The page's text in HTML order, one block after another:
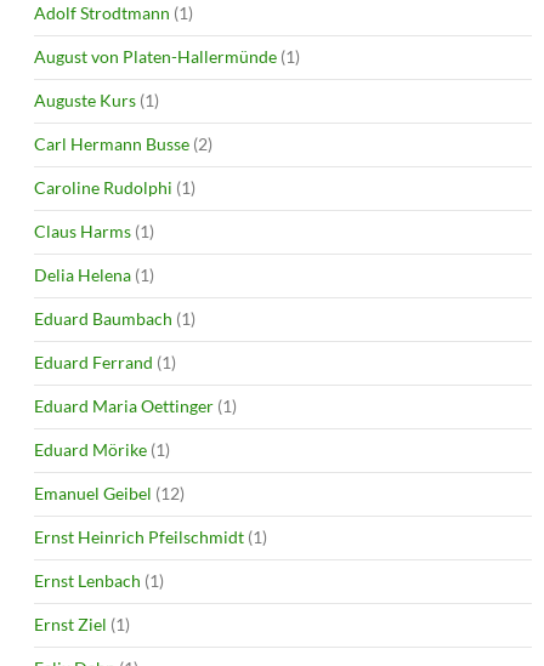
Adolf Strodtmann (1)
August von Platen-Hallermünde (1)
Auguste Kurs (1)
Carl Hermann Busse (2)
Caroline Rudolphi (1)
Claus Harms (1)
Delia Helena (1)
Eduard Baumbach (1)
Eduard Ferrand (1)
Eduard Maria Oettinger (1)
Eduard Mörike (1)
Emanuel Geibel (12)
Ernst Heinrich Pfeilschmidt (1)
Ernst Lenbach (1)
Ernst Ziel (1)